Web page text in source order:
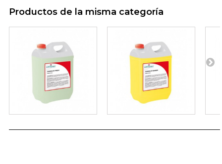
Productos de la misma categoría